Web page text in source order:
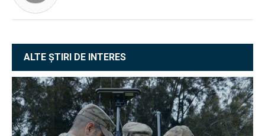
ALTE ȘTIRI DE INTERES